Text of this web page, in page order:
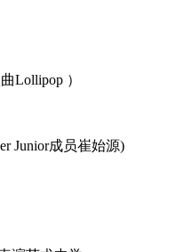
Lollipop ）
Junior成员崔始源)